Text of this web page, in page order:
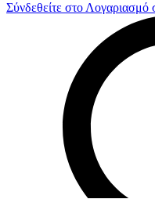
Σύνδεθείτε στο Λογαριασμό